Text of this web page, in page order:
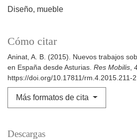
Diseño mueble
Cómo citar
Aninat, A. B. (2015). Nuevos trabajos
en España desde Asturias. Res Mobilis,
https://doi.org/10.17811/rm.4.2015.211-
Más formatos de cita
Descargas